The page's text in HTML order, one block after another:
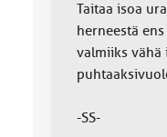
Taitaa isoa
herneestä
valmiiks vähä
-SS-